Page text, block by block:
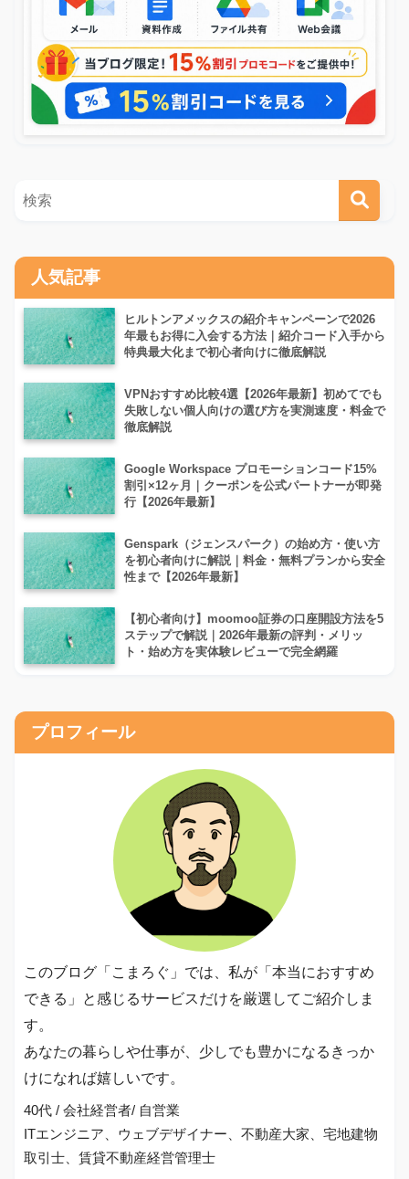
人気記事
ヒルトンアメックスの紹介キャンペーンで2026
年最もお得に入会する方法｜紹介コード入手から
特典最大化まで初心者向けに徹底解説
VPNおすすめ比較4選【2026年最新】初めてでも
失敗しない個人向けの選び方を実測速度・料金で
徹底解説
Google Workspace プロモーションコード15%
割引×12ヶ月｜クーポンを公式パートナーが即発
行【2026年最新】
Genspark（ジェンスパーク）の始め方・使い方
を初心者向けに解説｜料金・無料プランから安全
性まで【2026年最新】
【初心者向け】moomoo証券の口座開設方法を5
ステップで解説｜2026年最新の評判・メリッ
ト・始め方を実体験レビューで完全網羅
プロフィール
このブログ「こまろぐ」では、私が「本当におすすめ
できる」と感じるサービスだけを厳選してご紹介しま
す。
あなたの暮らしや仕事が、少しでも豊かになるきっか
けになれば嬉しいです。
40代 / 会社経営者/ 自営業
ITエンジニア、ウェブデザイナー、不動産大家、宅地建物
取引士、賃貸不動産経営管理士